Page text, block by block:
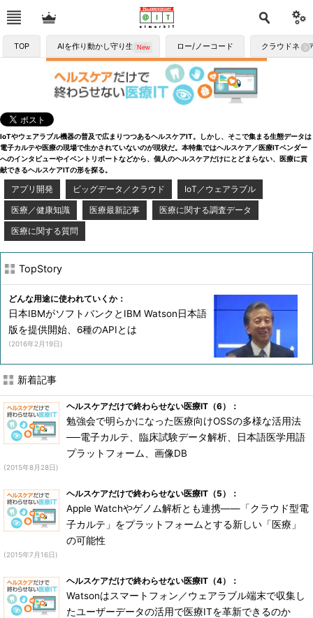
TOP AIを作り動かし守り生かす ロー/ノーコード クラウドネイ
IoTやウェアラブル機器の普及で広まりつつあるヘルスケアIT。しかし、そこで集まる生態データは
電子カルテや医療の現場で生かされていないのが現状だ。本特集ではヘルスケア／医療ITベンダー
へのインタビューやイベントリポートなどから、個人のヘルスケアだけにとどまらない、医療に貢
献できるヘルスケアITの形を探る。
アプリ開発 ビッグデータ／クラウド
IoT／ウェアラブル
医療／健康知識
医療最新記事
医療に関する調査データ
医療に関する質問
TopStory
どんな用途に使われていくか：
日本IBMがソフトバンクとIBM Watson日本語
版を提供開始、6種のAPIとは
(2016年2月19日)
新着記事
ヘルスケアだけで終わらせない医療IT（6）：
勉強会で明らかになった医療向けOSSの多様な活用法
──電子カルテ、臨床試験データ解析、日本語医学用語
プラットフォーム、画像DB
(2015年8月28日)
ヘルスケアだけで終わらせない医療IT（5）：
Apple Watchやゲノム解析とも連携――「クラウド型電
子カルテ」をプラットフォームとする新しい「医療」
の可能性
(2015年7月16日)
ヘルスケアだけで終わらせない医療IT（4）：
Watsonはスマートフォン／ウェアラブル端末で収集し
たユーザーデータの活用で医療ITを革新できるのか